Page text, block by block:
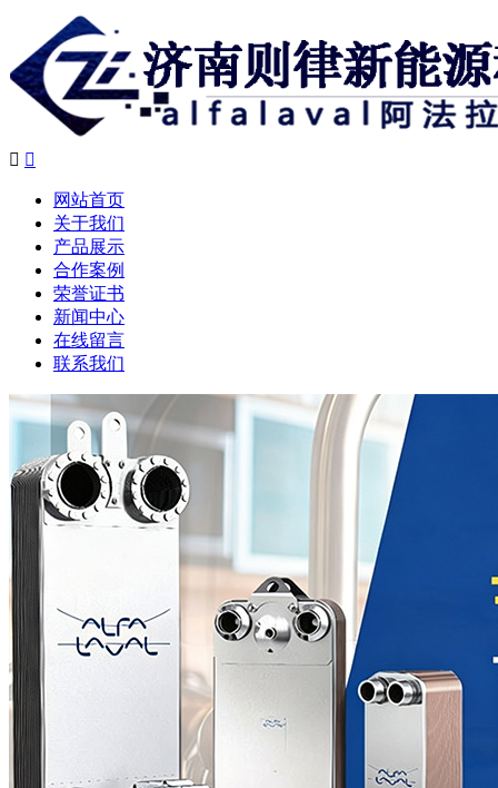
 
网站首页
关于我们
产品展示
合作案例
荣誉证书
新闻中心
在线留言
联系我们